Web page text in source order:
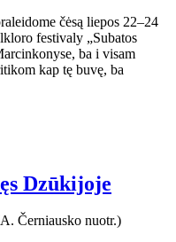
čėsą liepos 22–24
festivaly „Subatos
ba i visam
kap tę buvę, ba
Dzūkijoje